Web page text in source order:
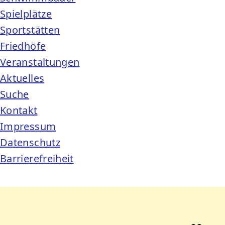
Spielplätze
Sportstätten
Friedhöfe
Veranstaltungen
Aktuelles
Suche
Kontakt
Impressum
Datenschutz
Barrierefreiheit